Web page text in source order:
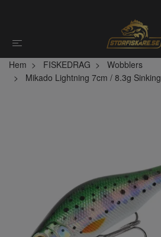
Hem FISKEDRAG
Wobblers
Mikado Lightning 7cm / 8.3g Sinking